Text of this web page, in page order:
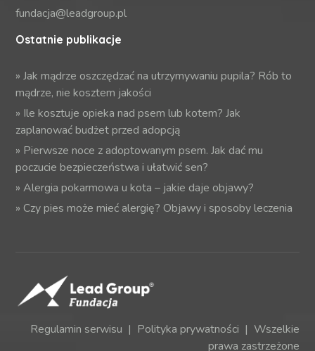
fundacja@leadgroup.pl
Ostatnie publikacje
»Jak mądrze oszczędzać na utrzymywaniu pupila? Rób to
mądrze, nie kosztem jakości
» Ile kosztuje opieka nad psem lub kotem? Jak
zaplanować budżet przed adopcją
» Pierwsze noce z adoptowanym psem. Jak dać mu
poczucie bezpieczeństwa i ułatwić sen?
»Alergia pokarmowa u kota – jakie daje objawy?
»Czy pies może mieć alergię? Objawy i sposoby leczenia
Regulamin serwisu | Polityka prywatności | Wszelkie
prawa zastrzeżone